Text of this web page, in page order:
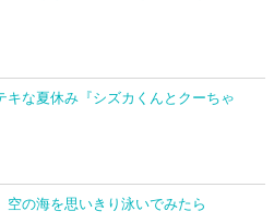
キな夏休み『シズカくんとクーちゃ
空の海を思いきり泳いでみたら